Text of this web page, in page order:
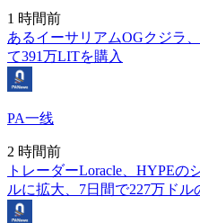
1 時間前
あるイーサリアムOGクジラ
て391万LITを購入
PA一线
2 時間前
トレーダーLoracle、HYPEの
ルに拡大、7日間で227万ドル